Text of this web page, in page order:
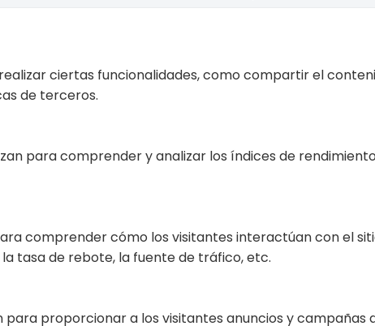
ciertas funcionalidades, como compartir el
de terceros.
para comprender y analizar los índices de
comprender cómo los visitantes interactúan con el
tasa de rebote, la fuente de tráfico, etc.
para proporcionar a los visitantes anuncios y